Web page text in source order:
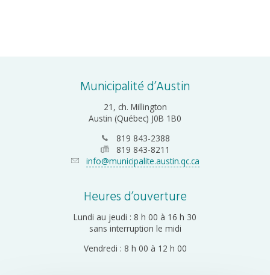
Municipalité d’Austin
21, ch. Millington
Austin (Québec) J0B 1B0
819 843-2388
819 843-8211
info@municipalite.austin.qc.ca
Heures d’ouverture
Lundi au jeudi : 8 h 00 à 16 h 30
sans interruption le midi
Vendredi : 8 h 00 à 12 h 00